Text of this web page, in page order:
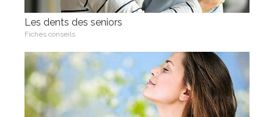
Les dents des seniors
Fiches conseils